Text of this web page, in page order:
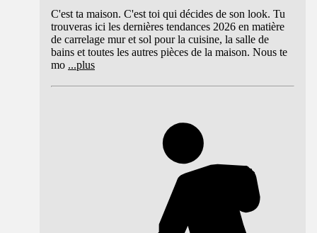
C'est ta maison. C'est toi qui décides de son look. Tu
trouveras ici les dernières tendances 2026 en matière
de carrelage mur et sol pour la cuisine, la salle de
bains et toutes les autres pièces de la maison. Nous te
mo ...plus